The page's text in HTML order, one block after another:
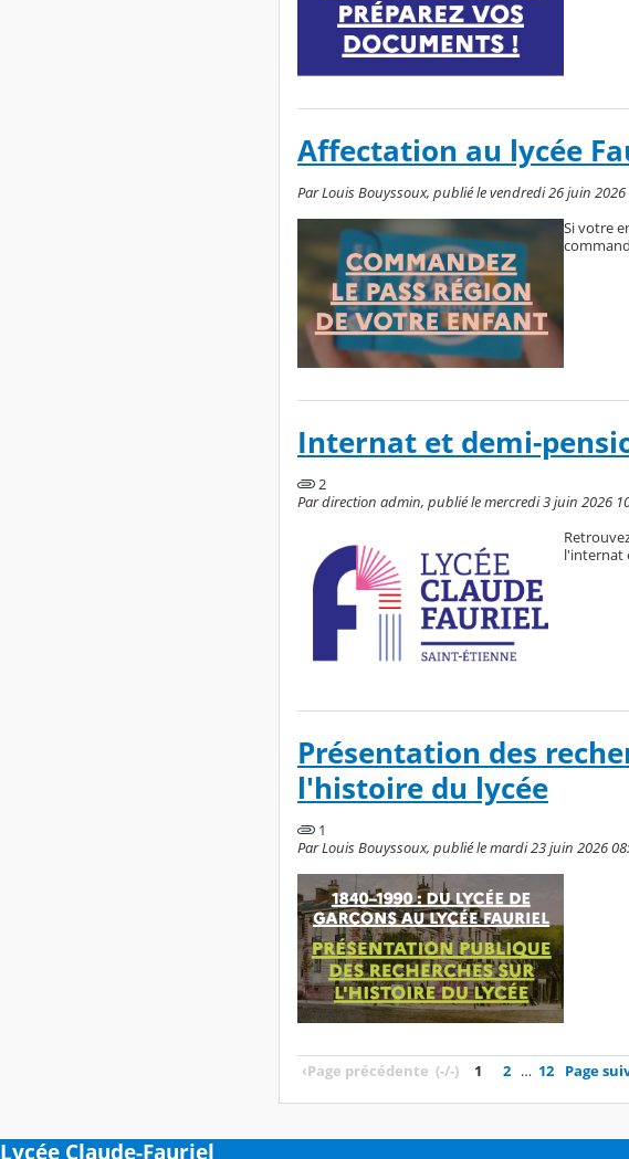
Affectation au lycée
Par Louis Bouyssoux, publié le vendredi 26 juin
Si votre
Internat et demi-
2
Par direction admin, publié le mercredi 3 juin 2026
l'internat
Présentation des
l'histoire du lycée
1
Par Louis Bouyssoux, publié le mardi 23 juin 2026
‹Page précédente (-/-) 1 2 … 12 Page
Lycée Claude-Fauriel